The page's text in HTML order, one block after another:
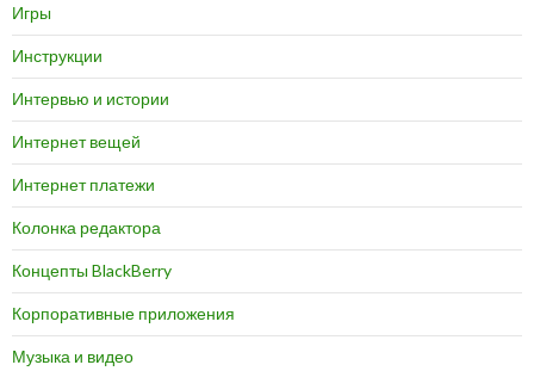
Игры
Инструкции
Интервью и истории
Интернет вещей
Интернет платежи
Колонка редактора
Концепты BlackBerry
Корпоративные приложения
Музыка и видео